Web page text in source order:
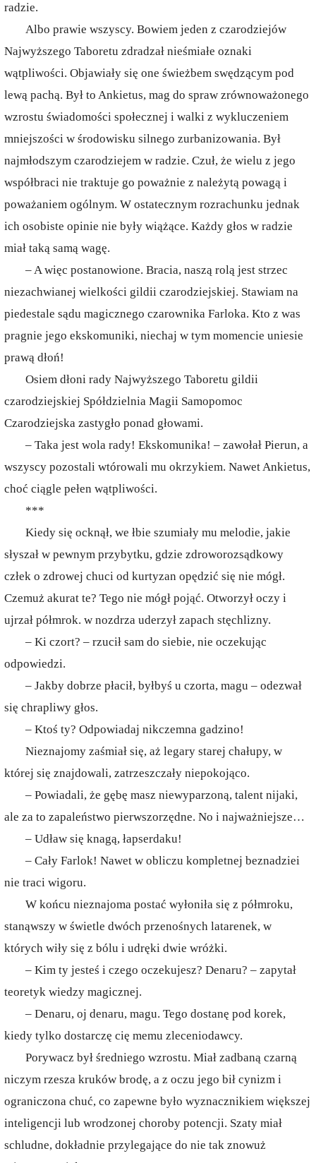
radzie.
Albo prawie wszyscy. Bowiem jeden z czarodziejów
Najwyższego Taboretu zdradzał nieśmiałe oznaki
wątpliwości. Objawiały się one świeżbem swędzącym pod
lewą pachą. Był to Ankietus, mag do spraw zrównoważonego
wzrostu świadomości społecznej i walki z wykluczeniem
mniejszości w środowisku silnego zurbanizowania. Był
najmłodszym czarodziejem w radzie. Czuł, że wielu z jego
współbraci nie traktuje go poważnie z należytą powagą i
poważaniem ogólnym. W ostatecznym rozrachunku jednak
ich osobiste opinie nie były wiążące. Każdy głos w radzie
miał taką samą wagę.
– A więc postanowione. Bracia, naszą rolą jest strzec
niezachwianej wielkości gildii czarodziejskiej. Stawiam na
piedestale sądu magicznego czarownika Farloka. Kto z was
pragnie jego ekskomuniki, niechaj w tym momencie uniesie
prawą dłoń!
Osiem dłoni rady Najwyższego Taboretu gildii
czarodziejskiej Spółdzielnia Magii Samopomoc
Czarodziejska zastygło ponad głowami.
– Taka jest wola rady! Ekskomunika! – zawołał Pierun, a
wszyscy pozostali wtórowali mu okrzykiem. Nawet Ankietus,
choć ciągle pełen wątpliwości.
***
Kiedy się ocknął, we łbie szumiały mu melodie, jakie
słyszał w pewnym przybytku, gdzie zdroworozsądkowy
człek o zdrowej chuci od kurtyzan opędzić się nie mógł.
Czemuż akurat te? Tego nie mógł pojąć. Otworzył oczy i
ujrzał półmrok. w nozdrza uderzył zapach stęchlizny.
– Ki czort? – rzucił sam do siebie, nie oczekując
odpowiedzi.
– Jakby dobrze płacił, byłbyś u czorta, magu – odezwał
się chrapliwy głos.
– Ktoś ty? Odpowiadaj nikczemna gadzino!
Nieznajomy zaśmiał się, aż legary starej chałupy, w
której się znajdowali, zatrzeszczały niepokojąco.
– Powiadali, że gębę masz niewyparzoną, talent nijaki,
ale za to zapaleństwo pierwszorzędne. No i najważniejsze…
– Udław się knagą, łapserdaku!
– Cały Farlok! Nawet w obliczu kompletnej beznadziei
nie traci wigoru.
W końcu nieznajoma postać wyłoniła się z półmroku,
stanąwszy w świetle dwóch przenośnych latarenek, w
których wiły się z bólu i udręki dwie wróżki.
– Kim ty jesteś i czego oczekujesz? Denaru? – zapytał
teoretyk wiedzy magicznej.
– Denaru, oj denaru, magu. Tego dostanę pod korek,
kiedy tylko dostarczę cię memu zleceniodawcy.
Porywacz był średniego wzrostu. Miał zadbaną czarną
niczym rzesza kruków brodę, a z oczu jego bił cynizm i
ograniczona chuć, co zapewne było wyznacznikiem większej
inteligencji lub wrodzonej choroby potencji. Szaty miał
schludne, dokładnie przylegające do nie tak znowuż